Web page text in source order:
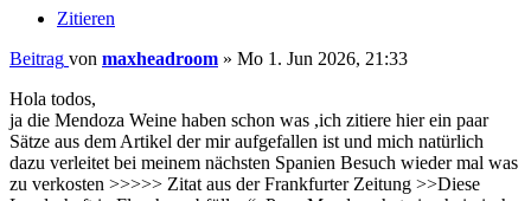
Zitieren
Beitrag von maxheadroom » Mo 1. Jun 2026, 21:33
Hola todos,
ja die Mendoza Weine haben schon was ,ich zitiere hier ein paar
Sätze aus dem Artikel der mir aufgefallen ist und mich natürlich
dazu verleitet bei meinem nächsten Spanien Besuch wieder mal was
zu verkosten >>>>> Zitat aus der Frankfurter Zeitung >>Diese